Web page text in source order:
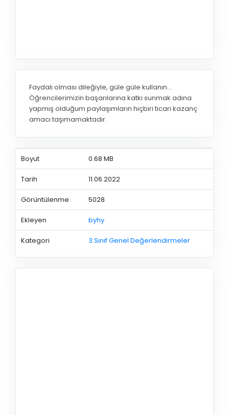
Faydalı olması dileğiyle, güle güle kullanın...
Öğrencilerimizin başarılarına katkı sunmak adına
yapmış olduğum paylaşımların hiçbiri ticari kazanç
amacı taşımamaktadır.
Boyut 0.68 MB
Tarih 11.06.2022
Görüntülenme 5028
Ekleyen byhy
Kategori 3.Sınıf Genel Değerlendirmeler